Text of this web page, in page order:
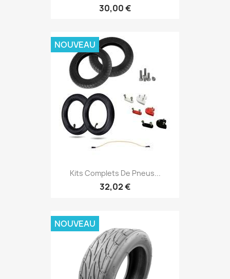
30,00 €
Kits Complets De Pneus...
32,02 €
NOUVEAU
NOUVEAU